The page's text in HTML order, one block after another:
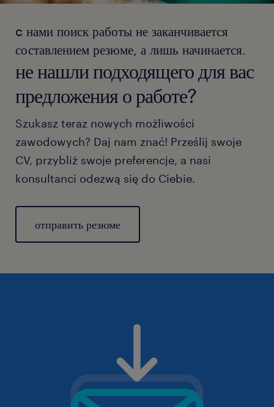
c нами поиск работы не заканчивается
составлением резюме, а лишь начинается.
не нашли подходящего для вас
предложения о работе?
Szukasz teraz nowych możliwości
zawodowych? Daj nam znać! Prześlij swoje
CV, przybliż swoje preferencje, a nasi
konsultanci odezwą się do Ciebie.
отправить резюме